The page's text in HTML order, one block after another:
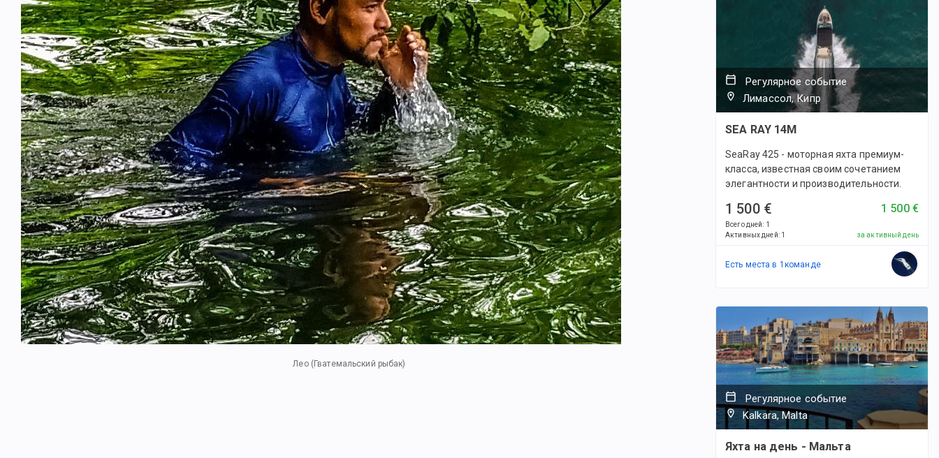
Лео (Гватемальский рыбак)
Регулярное событие
Лимассол, Кипр
SEA RAY 14M
SeaRay 425 - моторная яхта премиум-
класса, известная своим сочетанием
элегантности и производительности.
1 500 €
Всего дней: 1
Активных дней: 1
1 500 €
за активный день
Есть места в 1 командe
Регулярное событие
Kalkara, Malta
Яхта на день - Мальта